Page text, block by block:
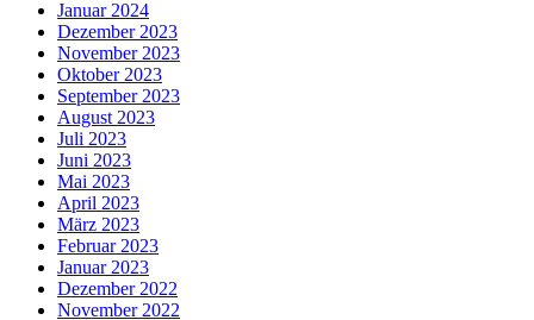
Januar 2024
Dezember 2023
November 2023
Oktober 2023
September 2023
August 2023
Juli 2023
Juni 2023
Mai 2023
April 2023
März 2023
Februar 2023
Januar 2023
Dezember 2022
November 2022